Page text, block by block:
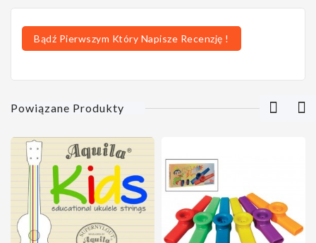
Bądź Pierwszym Który Napisze Recenzję !
Powiązane Produkty